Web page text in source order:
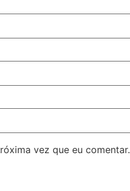
vez que eu comentar.